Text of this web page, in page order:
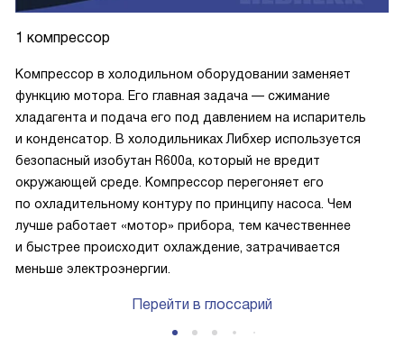
1 компрессор
Компрессор в холодильном оборудовании заменяет
функцию мотора. Его главная задача — сжимание
хладагента и подача его под давлением на испаритель
и конденсатор. В холодильниках Либхер используется
безопасный изобутан R600a, который не вредит
окружающей среде. Компрессор перегоняет его
по охладительному контуру по принципу насоса. Чем
лучше работает «мотор» прибора, тем качественнее
и быстрее происходит охлаждение, затрачивается
меньше электроэнергии.
Перейти в глоссарий